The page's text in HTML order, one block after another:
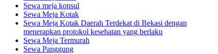
Sewa meja konsul
Sewa Meja Kotak
Sewa Meja Kotak Daerah Terdekat di Bekasi dengan
menerapkan protokol kesehatan yang berlaku
Sewa Meja Termurah
Sewa Panggung